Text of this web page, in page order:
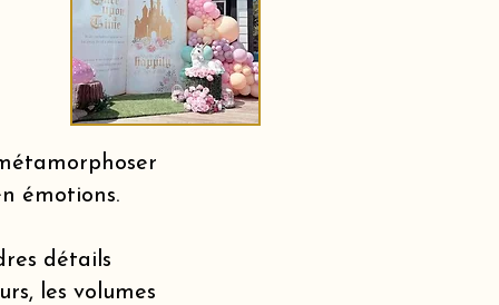
émotions.
détails
les volumes